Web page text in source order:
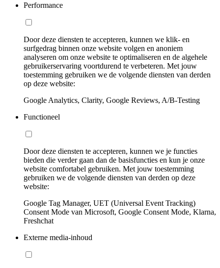
Performance
Door deze diensten te accepteren, kunnen we klik- en
surfgedrag binnen onze website volgen en anoniem
analyseren om onze website te optimaliseren en de algehele
gebruikerservaring voortdurend te verbeteren. Met jouw
toestemming gebruiken we de volgende diensten van derden
op deze website:
Google Analytics, Clarity, Google Reviews, A/B-Testing
Functioneel
Door deze diensten te accepteren, kunnen we je functies
bieden die verder gaan dan de basisfuncties en kun je onze
website comfortabel gebruiken. Met jouw toestemming
gebruiken we de volgende diensten van derden op deze
website:
Google Tag Manager, UET (Universal Event Tracking)
Consent Mode van Microsoft, Google Consent Mode, Klarna,
Freshchat
Externe media-inhoud